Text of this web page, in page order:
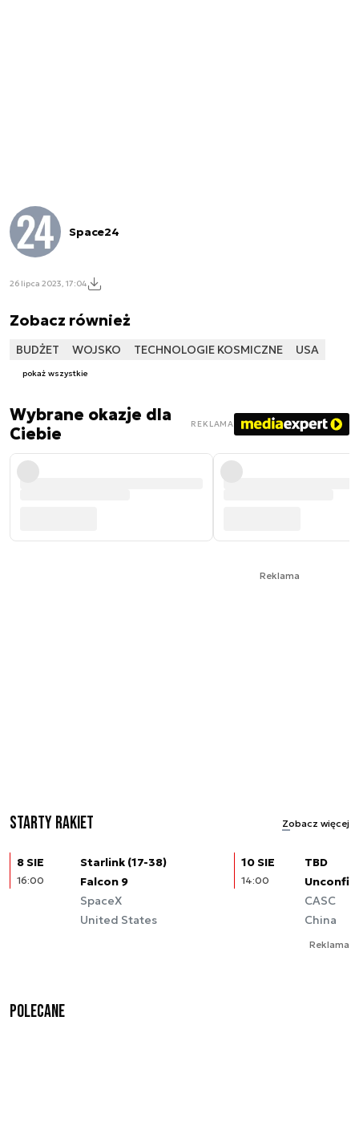
Space24
26 lipca 2023, 17:04
Zobacz również
BUDŻET WOJSKO TECHNOLOGIE KOSMICZNE USA
pokaż wszystkie
Wybrane okazje dla
Ciebie
REKLAMA
Reklama
Starty rakiet Zobacz więcej
8 SIE
16:00
Starlink (17-38)
Falcon 9
SpaceX
United States
10 SIE
14:00
TBD
CASC
China
Reklama
Polecane